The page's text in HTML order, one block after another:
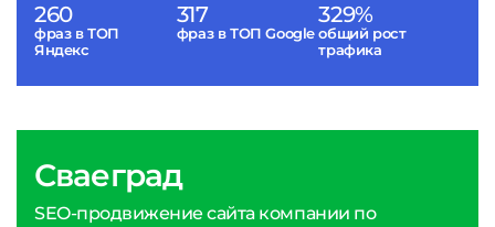
260
фраз в ТОП
Яндекс
317
фраз в ТОП Google
329%
общий рост
трафика
Сваеград
SEO-продвижение сайта компании по